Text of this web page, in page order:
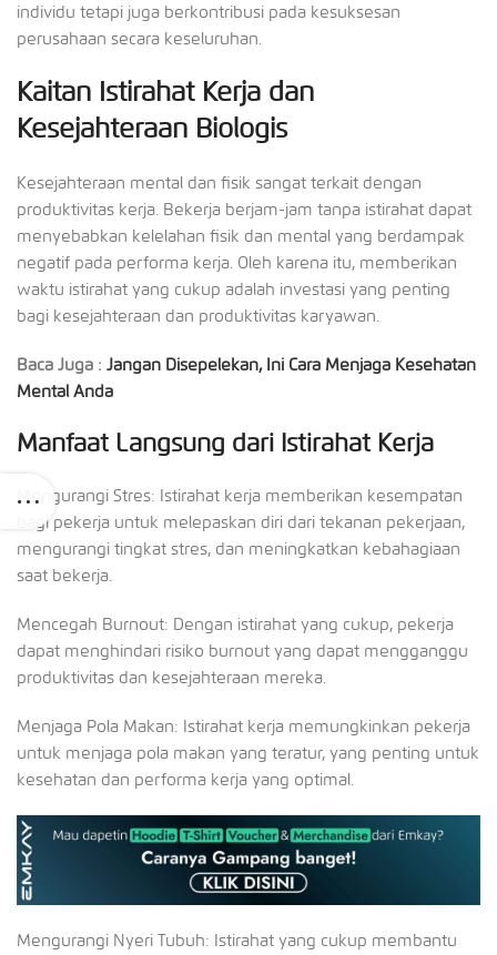
individu tetapi juga berkontribusi pada kesuksesan
perusahaan secara keseluruhan.
Kaitan Istirahat Kerja dan
Kesejahteraan Biologis
Kesejahteraan mental dan fisik sangat terkait dengan
produktivitas kerja. Bekerja berjam-jam tanpa istirahat dapat
menyebabkan kelelahan fisik dan mental yang berdampak
negatif pada performa kerja. Oleh karena itu, memberikan
waktu istirahat yang cukup adalah investasi yang penting
bagi kesejahteraan dan produktivitas karyawan.
Baca Juga : Jangan Disepelekan, Ini Cara Menjaga Kesehatan
Mental Anda
Manfaat Langsung dari Istirahat Kerja
Mengurangi Stres: Istirahat kerja memberikan kesempatan
bagi pekerja untuk melepaskan diri dari tekanan pekerjaan,
mengurangi tingkat stres, dan meningkatkan kebahagiaan
saat bekerja.
Mencegah Burnout: Dengan istirahat yang cukup, pekerja
dapat menghindari risiko burnout yang dapat mengganggu
produktivitas dan kesejahteraan mereka.
Menjaga Pola Makan: Istirahat kerja memungkinkan pekerja
untuk menjaga pola makan yang teratur, yang penting untuk
kesehatan dan performa kerja yang optimal.
Mengurangi Nyeri Tubuh: Istirahat yang cukup membantu